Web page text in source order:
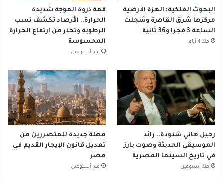
البحوث الفلكية: الهزة الأرضية
مركزها شرق القاهرة وسُجلت
الساعة 3 فجرا و36 ثانية
منذ 4 أيام
قمة ذروة الموجة شديدة
الحرارة.. الأرصاد تكشف نسب
الرطوبة وتحذر من ارتفاع الحرارة
المحسوسة
منذ أسبوعين
رحيل هاني شنودة.. رائد
الموسيقى الحديثة وصوت بارز
في تاريخ السينما المصرية
منذ أسبوعين
مهلة جديدة للمتضررين من
تعديل قانون الإيجار القديم في
مصر
منذ أسبوعين